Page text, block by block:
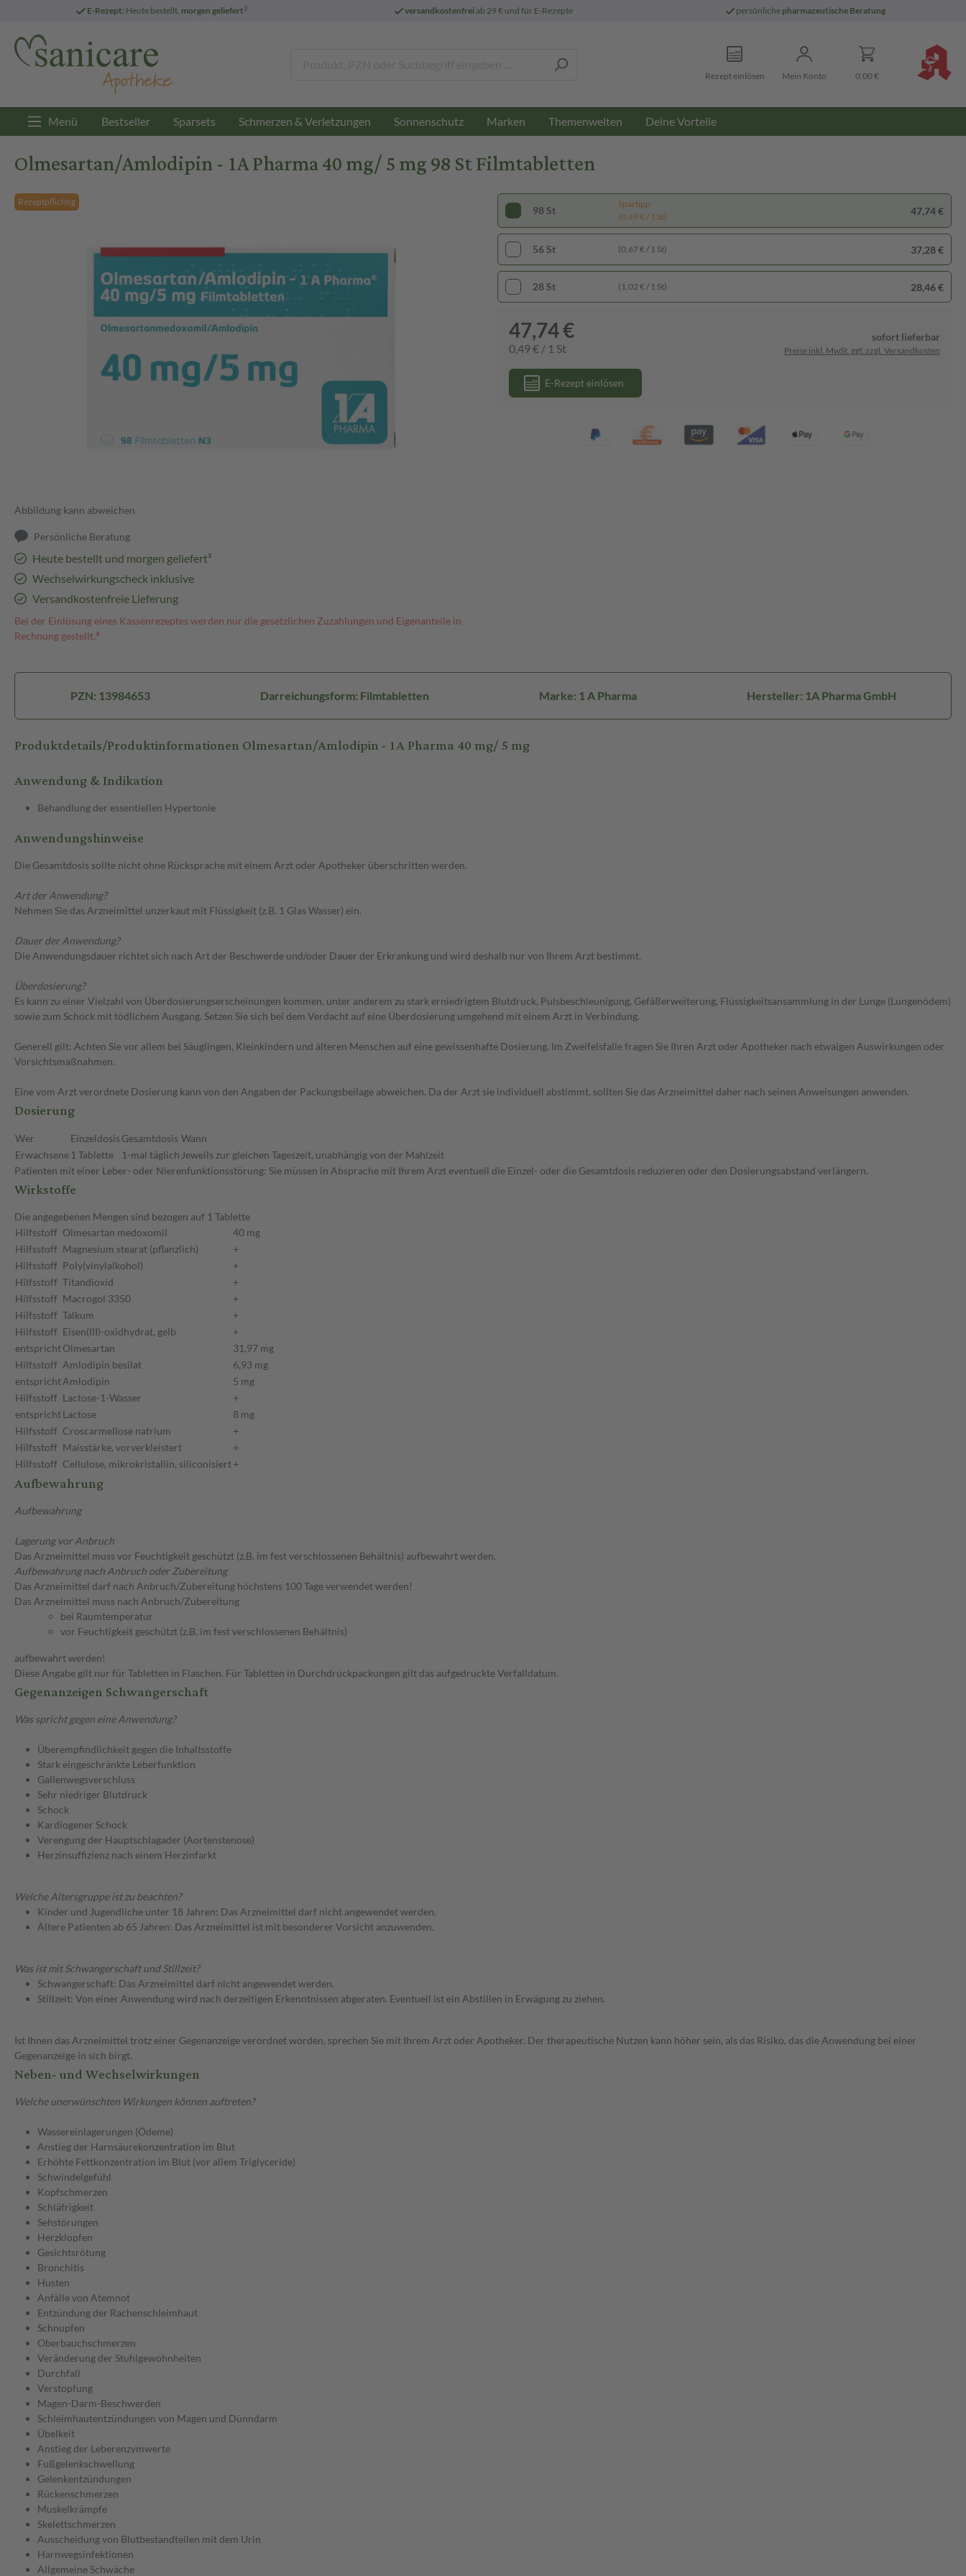
E-Rezept: Heute bestellt, morgen geliefert3 versandkostenfreiab 29 € und für E-Rezepte persönliche pharmazeutische Beratung
Rezept einlösen Mein Konto 0,00 €
Menü Bestseller Sparsets Schmerzen & Verletzungen Sonnenschutz Marken Themenwelten Deine Vorteile
Olmesartan/Amlodipin - 1A Pharma 40 mg/ 5 mg 98 St Filmtabletten
Rezeptpflichtig
Abbildung kann abweichen
Persönliche Beratung
Heute bestellt und morgen geliefert³
Wechselwirkungscheck inklusive
Versandkostenfreie Lieferung
Bei der Einlösung eines Kassenrezeptes werden nur die gesetzlichen Zuzahlungen und Eigenanteile in
Rechnung gestellt.⁴
98 St
Spartipp
(0,49 € / 1 St)
47,74 €
56 St (0,67 € / 1 St) 37,28 €
28 St (1,02 € / 1 St) 28,46 €
47,74 €
0,49 € / 1 St
sofort lieferbar
Preise inkl. MwSt. ggf. zzgl. Versandkosten
E-Rezept einlösen
PZN: 13984653 Darreichungsform: Filmtabletten Marke: 1 A Pharma Hersteller: 1A Pharma GmbH
Produktdetails/Produktinformationen Olmesartan/Amlodipin - 1A Pharma 40 mg/ 5 mg
Anwendung & Indikation
Behandlung der essentiellen Hypertonie
Anwendungshinweise
Die Gesamtdosis sollte nicht ohne Rücksprache mit einem Arzt oder Apotheker überschritten werden.
Art der Anwendung?
Nehmen Sie das Arzneimittel unzerkaut mit Flüssigkeit (z.B. 1 Glas Wasser) ein.
Dauer der Anwendung?
Die Anwendungsdauer richtet sich nach Art der Beschwerde und/oder Dauer der Erkrankung und wird deshalb nur von Ihrem Arzt bestimmt.
Überdosierung?
Es kann zu einer Vielzahl von Überdosierungserscheinungen kommen, unter anderem zu stark erniedrigtem Blutdruck, Pulsbeschleunigung, Gefäßerweiterung, Flüssigkeitsansammlung in der Lunge (Lungenödem)
sowie zum Schock mit tödlichem Ausgang. Setzen Sie sich bei dem Verdacht auf eine Überdosierung umgehend mit einem Arzt in Verbindung.
Generell gilt: Achten Sie vor allem bei Säuglingen, Kleinkindern und älteren Menschen auf eine gewissenhafte Dosierung. Im Zweifelsfalle fragen Sie Ihren Arzt oder Apotheker nach etwaigen Auswirkungen oder
Vorsichtsmaßnahmen.
Eine vom Arzt verordnete Dosierung kann von den Angaben der Packungsbeilage abweichen. Da der Arzt sie individuell abstimmt, sollten Sie das Arzneimittel daher nach seinen Anweisungen anwenden.
Dosierung
Wer Einzeldosis Gesamtdosis Wann
Erwachsene 1 Tablette 1-mal täglich Jeweils zur gleichen Tageszeit, unabhängig von der Mahlzeit
Patienten mit einer Leber- oder Nierenfunktionsstörung: Sie müssen in Absprache mit Ihrem Arzt eventuell die Einzel- oder die Gesamtdosis reduzieren oder den Dosierungsabstand verlängern.
Wirkstoffe
Die angegebenen Mengen sind bezogen auf 1 Tablette
Hilfsstoff Olmesartan medoxomil
40 mg
Hilfsstoff Magnesium stearat (pflanzlich)
+
Hilfsstoff Poly(vinylalkohol)
+
Hilfsstoff Titandioxid
+
Hilfsstoff Macrogol 3350
+
Hilfsstoff Talkum
+
Hilfsstoff Eisen(III)-oxidhydrat, gelb
+
entsprichtOlmesartan
31,97 mg
Hilfsstoff Amlodipin besilat
6,93 mg
entsprichtAmlodipin
5 mg
Hilfsstoff Lactose-1-Wasser
+
entsprichtLactose
8 mg
Hilfsstoff Croscarmellose natrium
+
Hilfsstoff Maisstärke, vorverkleistert
+
Hilfsstoff Cellulose, mikrokristallin, siliconisiert+
Aufbewahrung
Aufbewahrung
Lagerung vor Anbruch
Das Arzneimittel muss vor Feuchtigkeit geschützt (z.B. im fest verschlossenen Behältnis) aufbewahrt werden.
Aufbewahrung nach Anbruch oder Zubereitung
Das Arzneimittel darf nach Anbruch/Zubereitung höchstens 100 Tage verwendet werden!
Das Arzneimittel muss nach Anbruch/Zubereitung
bei Raumtemperatur
vor Feuchtigkeit geschützt (z.B. im fest verschlossenen Behältnis)
aufbewahrt werden!
Diese Angabe gilt nur für Tabletten in Flaschen. Für Tabletten in Durchdrückpackungen gilt das aufgedruckte Verfalldatum.
Gegenanzeigen Schwangerschaft
Was spricht gegen eine Anwendung?
Überempfindlichkeit gegen die Inhaltsstoffe
Stark eingeschränkte Leberfunktion
Gallenwegsverschluss
Sehr niedriger Blutdruck
Schock
Kardiogener Schock
Verengung der Hauptschlagader (Aortenstenose)
Herzinsuffizienz nach einem Herzinfarkt
Welche Altersgruppe ist zu beachten?
Kinder und Jugendliche unter 18 Jahren: Das Arzneimittel darf nicht angewendet werden.
Ältere Patienten ab 65 Jahren: Das Arzneimittel ist mit besonderer Vorsicht anzuwenden.
Was ist mit Schwangerschaft und Stillzeit?
Schwangerschaft: Das Arzneimittel darf nicht angewendet werden.
Stillzeit: Von einer Anwendung wird nach derzeitigen Erkenntnissen abgeraten. Eventuell ist ein Abstillen in Erwägung zu ziehen.
Ist Ihnen das Arzneimittel trotz einer Gegenanzeige verordnet worden, sprechen Sie mit Ihrem Arzt oder Apotheker. Der therapeutische Nutzen kann höher sein, als das Risiko, das die Anwendung bei einer
Gegenanzeige in sich birgt.
Neben- und Wechselwirkungen
Welche unerwünschten Wirkungen können auftreten?
Wassereinlagerungen (Ödeme)
Anstieg der Harnsäurekonzentration im Blut
Erhöhte Fettkonzentration im Blut (vor allem Triglyceride)
Schwindelgefühl
Kopfschmerzen
Schläfrigkeit
Sehstörungen
Herzklopfen
Gesichtsrötung
Bronchitis
Husten
Anfälle von Atemnot
Entzündung der Rachenschleimhaut
Schnupfen
Oberbauchschmerzen
Veränderung der Stuhlgewohnheiten
Durchfall
Verstopfung
Magen-Darm-Beschwerden
Schleimhautentzündungen von Magen und Dünndarm
Übelkeit
Anstieg der Leberenzymwerte
Fußgelenkschwellung
Gelenkentzündungen
Rückenschmerzen
Muskelkrämpfe
Skelettschmerzen
Ausscheidung von Blutbestandteilen mit dem Urin
Harnwegsinfektionen
Allgemeine Schwäche